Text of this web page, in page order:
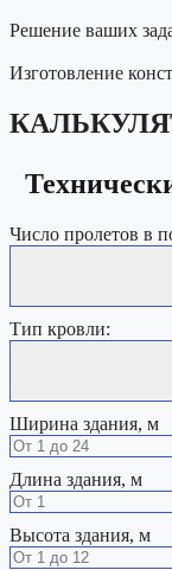
Решение ваших
Изготовление
Число пролетов в
Тип кровли:
Ширина здания, м
Длина здания, м
Высота здания, м